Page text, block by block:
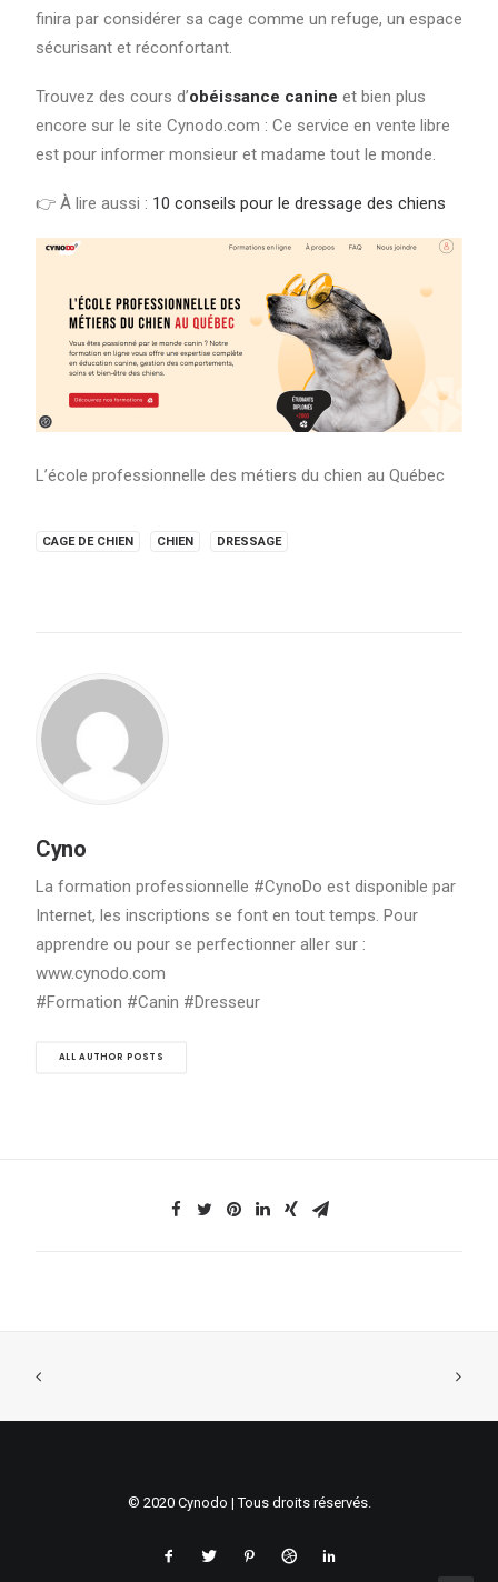
finira par considérer sa cage comme un refuge, un espace
sécurisant et réconfortant.
Trouvez des cours d’obéissance canine et bien plus
encore sur le site Cynodo.com : Ce service en vente libre
est pour informer monsieur et madame tout le monde.
👉 À lire aussi : 10 conseils pour le dressage des chiens
L’école professionnelle des métiers du chien au Québec
CAGE DE CHIEN CHIEN DRESSAGE
Cyno
La formation professionnelle #CynoDo est disponible par
Internet, les inscriptions se font en tout temps. Pour
apprendre ou pour se perfectionner aller sur :
www.cynodo.com
#Formation #Canin #Dresseur
ALL AUTHOR POSTS
© 2020 Cynodo | Tous droits réservés.